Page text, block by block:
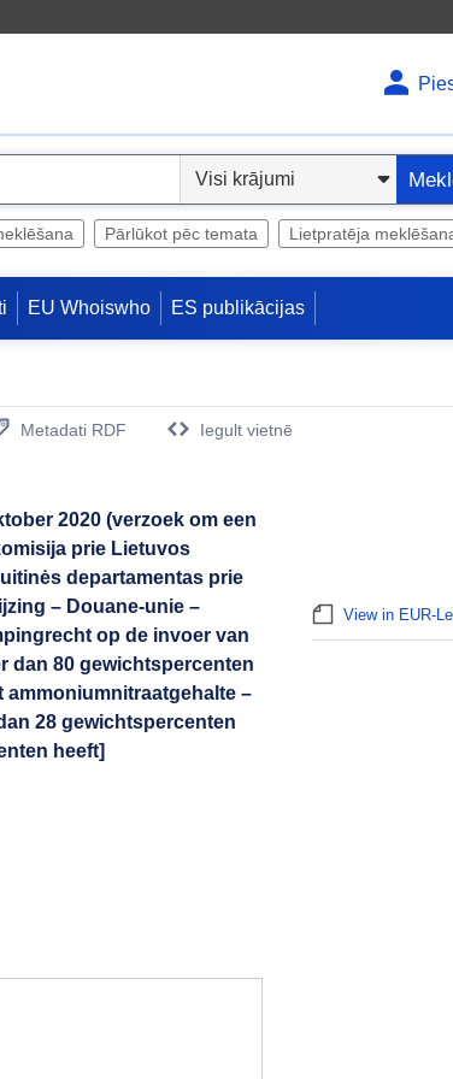
Pārlūkot pēc temata Lietpratēja
EU Whoiswho ES publikācijas
Metadati RDF
Iegult vietnē
2020 (verzoek om een
prie Lietuvos
departamentas prie
– Douane-unie –
op de invoer van
dan 80 gewichtspercenten
ammoniumnitraatgehalte –
28 gewichtspercenten
heeft]
View in EUR-